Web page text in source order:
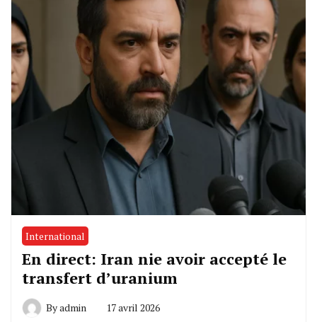
International
En direct: Iran nie avoir accepté le
transfert d’uranium
Byadmin 17 avril 2026